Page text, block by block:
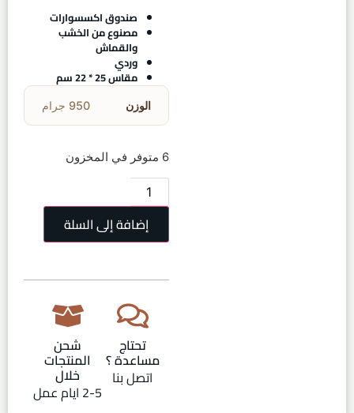
صندوق اكسسوارات
مصنوع من الخشب
والقماش
وردي
مقاس 25 * 22 سم
الوزن 950 جرام
6 متوفر في المخزون
إضافة إلى السلة
تحتاج
مساعدة ؟
اتصل بنا
شحن
المنتجات
خلال
2-5 ايام عمل